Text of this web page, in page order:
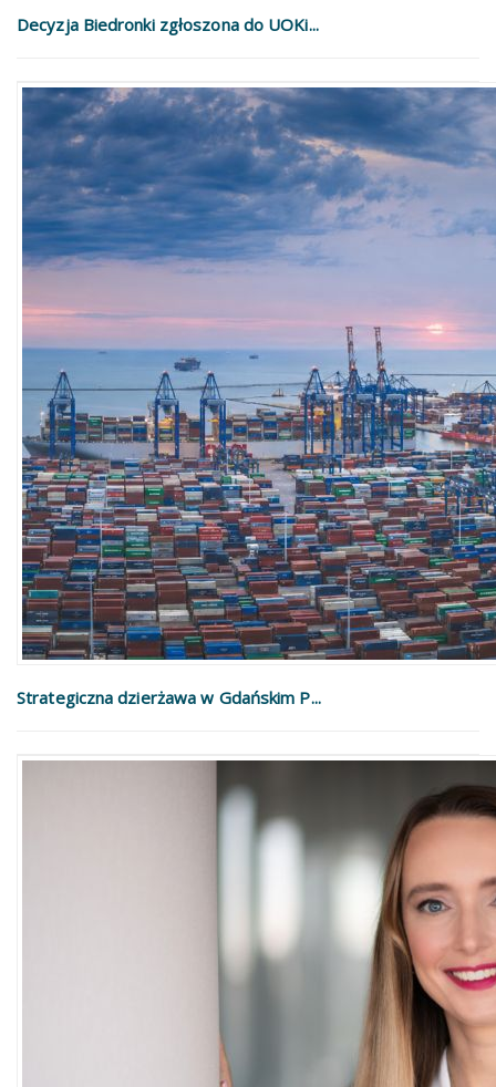
Decyzja Biedronki zgłoszona do UOKi...
Strategiczna dzierżawa w Gdańskim P...